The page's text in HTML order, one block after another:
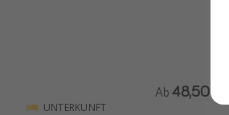
UNTERKUNFT
Ab 48,50 €